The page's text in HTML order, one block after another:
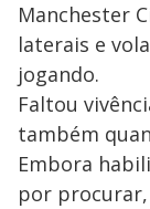
Manchester
laterais e
jogando.
Faltou
também
Embora
por